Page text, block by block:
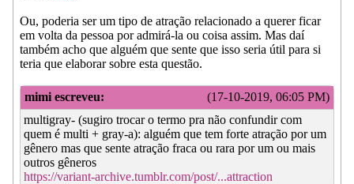
Ou, poderia ser um tipo de atração relacionado a querer ficar
em volta da pessoa por admirá-la ou coisa assim. Mas daí
também acho que alguém que sente que isso seria útil para si
teria que elaborar sobre esta questão.
(17-10-2019, 06:05 PM)
mimi escreveu:
multigray- (sugiro trocar o termo pra não confundir com
quem é multi + gray-a): alguém que tem forte atração por um
gênero mas que sente atração fraca ou rara por um ou mais
outros gêneros
https://variant-archive.tumblr.com/post/...attraction